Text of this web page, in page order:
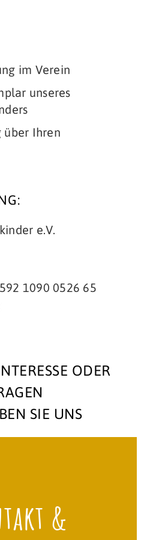
im Verein
unseres
über Ihren
e.V.
1090 0526 65
ODER
SIE UNS
&